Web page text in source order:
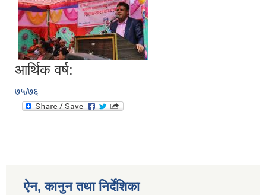
आर्थिक वर्ष:
७५/७६
ऐन, कानुन तथा निर्देशिका